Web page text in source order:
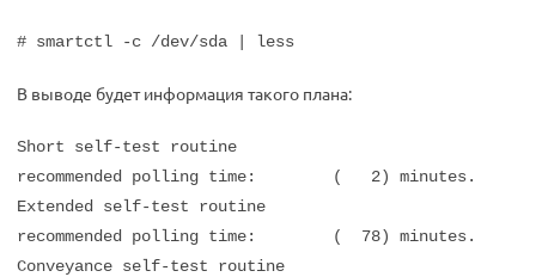
# smartctl -c /dev/sda | less
В выводе будет информация такого плана:
Short self-test routine
recommended polling time: ( 2) minutes.
Extended self-test routine
recommended polling time: ( 78) minutes.
Conveyance self-test routine